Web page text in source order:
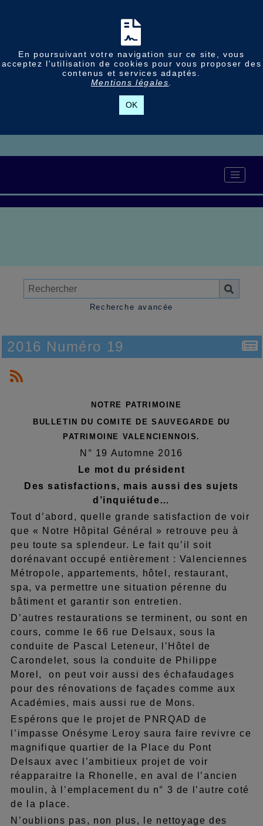
En poursuivant votre navigation sur ce site, vous
acceptez l'utilisation de cookies pour vous proposer des
contenus et services adaptés.
Mentions légales
OK
Recherche avancée
2016 Numéro 19
NOTRE PATRIMOINE
BULLETIN DU COMITE DE SAUVEGARDE DU
PATRIMOINE VALENCIENNOIS.
N° 19 Automne 2016
Le mot du président
Des satisfactions, mais aussi des sujets
d’inquiétude…
Tout d’abord, quelle grande satisfaction de voir
que « Notre Hôpital Général » retrouve peu à
peu toute sa splendeur. Le fait qu’il soit
dorénavant occupé entièrement : Valenciennes
Métropole, appartements, hôtel, restaurant,
spa, va permettre une situation pérenne du
bâtiment et garantir son entretien.
D’autres restaurations se terminent, ou sont en
cours, comme le 66 rue Delsaux, sous la
conduite de Pascal Leteneur, l’Hôtel de
Carondelet, sous la conduite de Philippe
Morel, on peut voir aussi des échafaudages
pour des rénovations de façades comme aux
Académies, mais aussi rue de Mons.
Espérons que le projet de PNRQAD de
l’impasse Onésyme Leroy saura faire revivre ce
magnifique quartier de la Place du Pont
Delsaux avec l’ambitieux projet de voir
réapparaitre la Rhonelle, en aval de l’ancien
moulin, à l’emplacement du n° 3 de l’autre coté
de la place.
N’oublions pas, non plus, le nettoyage des